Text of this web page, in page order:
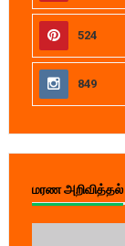
524
849
மரண அறிவித்தல்